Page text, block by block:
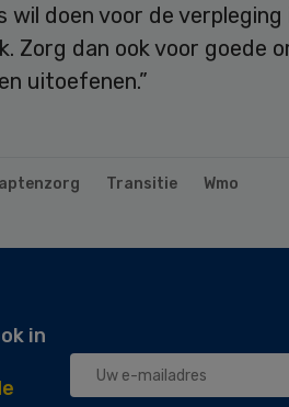
wil doen voor de verpleging
Zorg dan ook voor goede
uitoefenen.”
Transitie Wmo
in